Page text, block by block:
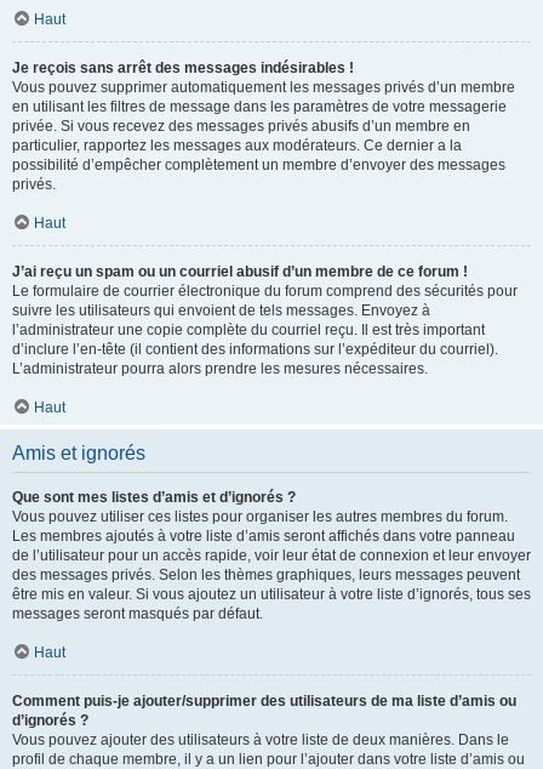
Haut
Je reçois sans arrêt des messages indésirables !
Vous pouvez supprimer automatiquement les messages privés d’un membre
en utilisant les filtres de message dans les paramètres de votre messagerie
privée. Si vous recevez des messages privés abusifs d’un membre en
particulier, rapportez les messages aux modérateurs. Ce dernier a la
possibilité d’empêcher complètement un membre d’envoyer des messages
privés.
Haut
J’ai reçu un spam ou un courriel abusif d’un membre de ce forum !
Le formulaire de courrier électronique du forum comprend des sécurités pour
suivre les utilisateurs qui envoient de tels messages. Envoyez à
l’administrateur une copie complète du courriel reçu. Il est très important
d’inclure l’en-tête (il contient des informations sur l’expéditeur du courriel).
L’administrateur pourra alors prendre les mesures nécessaires.
Haut
Amis et ignorés
Que sont mes listes d’amis et d’ignorés ?
Vous pouvez utiliser ces listes pour organiser les autres membres du forum.
Les membres ajoutés à votre liste d’amis seront affichés dans votre panneau
de l’utilisateur pour un accès rapide, voir leur état de connexion et leur envoyer
des messages privés. Selon les thèmes graphiques, leurs messages peuvent
être mis en valeur. Si vous ajoutez un utilisateur à votre liste d’ignorés, tous ses
messages seront masqués par défaut.
Haut
Comment puis-je ajouter/supprimer des utilisateurs de ma liste d’amis ou
d’ignorés ?
Vous pouvez ajouter des utilisateurs à votre liste de deux manières. Dans le
profil de chaque membre, il y a un lien pour l’ajouter dans votre liste d’amis ou